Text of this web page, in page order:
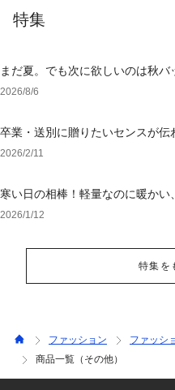
特集
まだ夏。でも次に欲しいのは秋バ
2026/8/6
卒業・送別に贈りたいセンスが伝
2026/2/11
寒い日の相棒！軽量なのに暖かい
2026/1/12
特集を
ファッション ファッシ
商品一覧（その他）